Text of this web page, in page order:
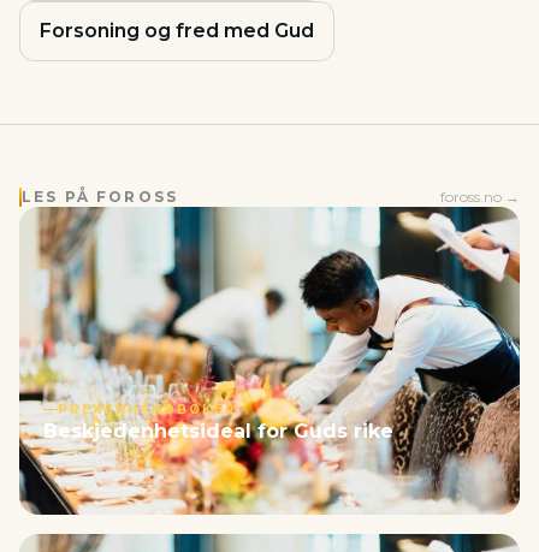
Forsoning og fred med Gud
LES PÅ FOROSS foross.no →
PREKENHÅNDBØKER
Beskjedenhetsideal for Guds rike